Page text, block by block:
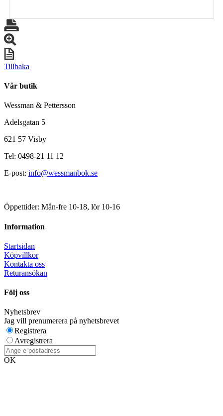
Tillbaka
Vår butik
Wessman & Pettersson
Adelsgatan 5
621 57 Visby
Tel: 0498-21 11 12
E-post: info@wessmanbok.se
Öppettider: Mån-fre 10-18, lör 10-16
Information
Startsidan
Köpvillkor
Kontakta oss
Returansökan
Följ oss
Nyhetsbrev
Jag vill prenumerera på nyhetsbrevet
Registrera
Avregistrera
OK